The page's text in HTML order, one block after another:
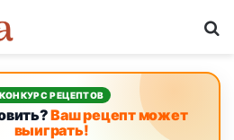
КОНКУРС РЕЦЕПТОВ
Ваш рецепт может
выиграть!